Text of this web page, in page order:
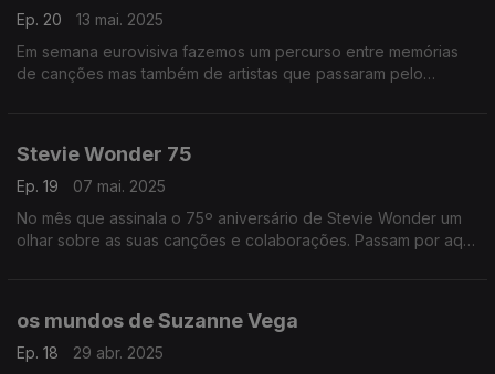
Ep. 20
13 mai. 2025
Em semana eurovisiva fazemos um percurso entre memórias
de canções mas também de artistas que passaram pelo
Stevie Wonder 75
Ep. 19
07 mai. 2025
No mês que assinala o 75º aniversário de Stevie Wonder um
olhar sobre as suas canções e colaborações. Passam por aqui
os mundos de Suzanne Vega
Ep. 18
29 abr. 2025